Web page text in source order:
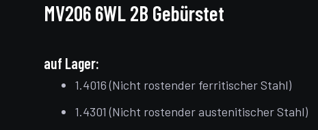
MV206 6WL 2B Gebürstet
auf Lager:
1.4016 (Nicht rostender ferritischer Stahl)
1.4301 (Nicht rostender austenitischer Stahl)